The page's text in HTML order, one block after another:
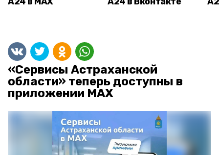
«Сервисы Астраханской
области» теперь доступны в
приложении MAX